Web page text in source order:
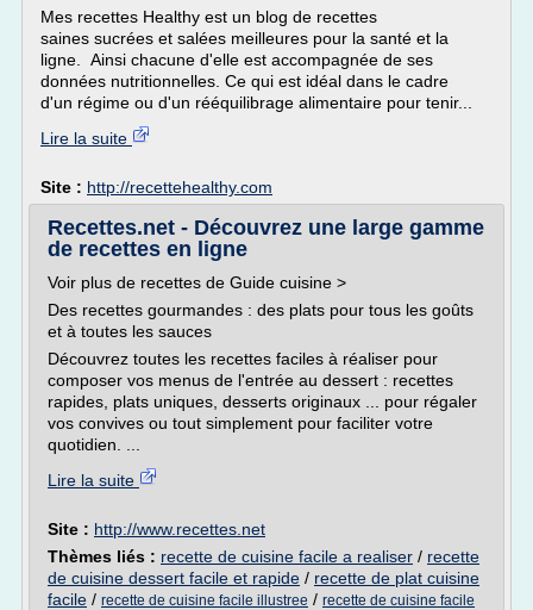
Mes recettes Healthy est un blog de recettes
saines sucrées et salées meilleures pour la santé et la
ligne. Ainsi chacune d'elle est accompagnée de ses
données nutritionnelles. Ce qui est idéal dans le cadre
d'un régime ou d'un rééquilibrage alimentaire pour tenir...
Lire la suite
Site : http://recettehealthy.com
Recettes.net - Découvrez une large gamme
de recettes en ligne
Voir plus de recettes de Guide cuisine >
Des recettes gourmandes : des plats pour tous les goûts
et à toutes les sauces
Découvrez toutes les recettes faciles à réaliser pour
composer vos menus de l'entrée au dessert : recettes
rapides, plats uniques, desserts originaux ... pour régaler
vos convives ou tout simplement pour faciliter votre
quotidien. ...
Lire la suite
Site : http://www.recettes.net
Thèmes liés : recette de cuisine facile a realiser / recette
de cuisine dessert facile et rapide / recette de plat cuisine
facile / recette de cuisine facile illustree / recette de cuisine facile